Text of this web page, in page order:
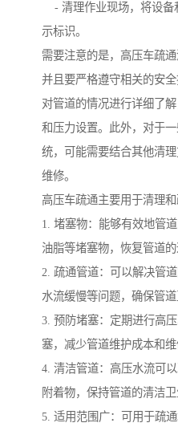
- 清理作业现场，将设备
示标识。
需要注意的是，高压车疏
并且要严格遵守相关的安
对管道的情况进行详细了
和压力设置。此外，对于
统，可能需要结合其他清
维修。
高压车疏通主要用于清理
1. 堵塞物：能够有效地管
油脂等堵塞物，恢复管道的
2. 疏通管道：可以解决管
水流缓慢等问题，确保管道
3. 预防堵塞：定期进行高
塞，减少管道维护成本和维
4. 清洁管道：高压水流可
附着物，保持管道的清洁卫
5. 适用范围广：可用于疏